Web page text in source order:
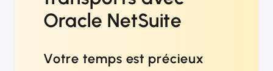
Oracle NetSuite
Votre temps est précieux